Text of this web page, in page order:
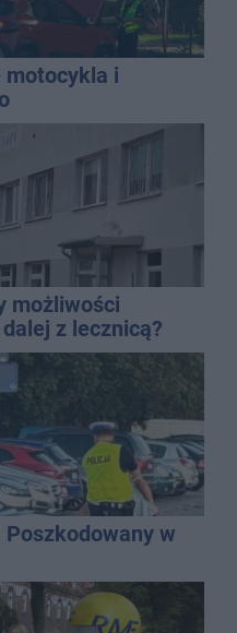
motocykla i
możliwości
z lecznicą?
w